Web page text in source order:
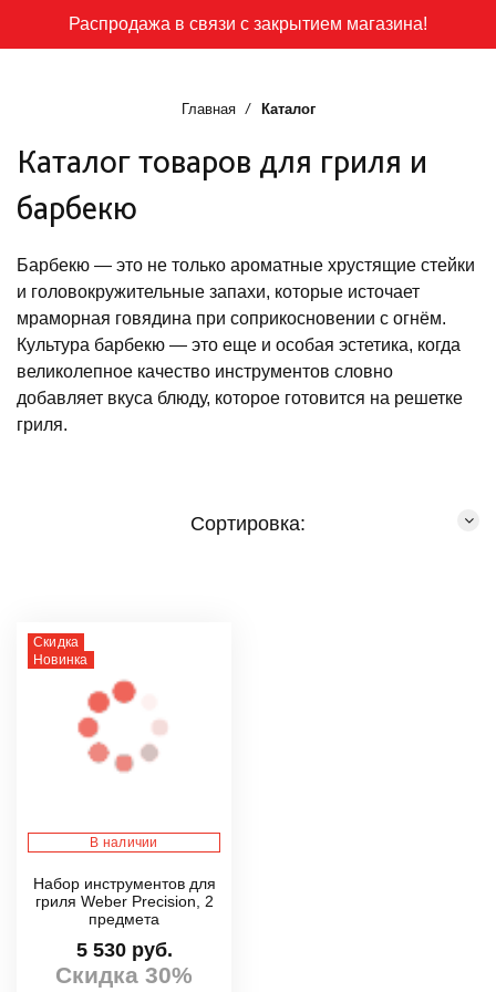
Распродажа в связи с закрытием магазина!
Главная Каталог
Каталог товаров для гриля и
барбекю
Барбекю — это не только ароматные хрустящие стейки
и головокружительные запахи, которые источает
мраморная говядина при соприкосновении с огнём.
Культура барбекю — это еще и особая эстетика, когда
великолепное качество инструментов словно
добавляет вкуса блюду, которое готовится на решетке
гриля.
Сортировка:
Скидка
Новинка
В наличии
Набор инструментов для
гриля Weber Precision, 2
предмета
5 530 руб.
Скидка 30%